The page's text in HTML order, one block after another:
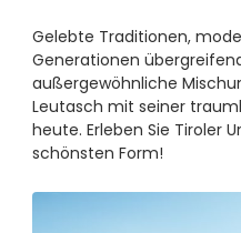
Gelebte Traditionen,
Generationen
außergewöhnliche
Leutasch mit seiner
heute. Erleben Sie Tiroler
schönsten Form!